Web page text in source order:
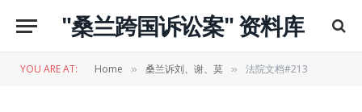
"桑兰跨国诉讼案" 资料库
YOU ARE AT: Home » 桑兰诉刘、谢、莫 » 法院文档#213